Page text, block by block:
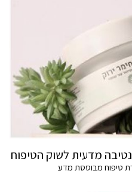
טיפוח מבוססת מדע